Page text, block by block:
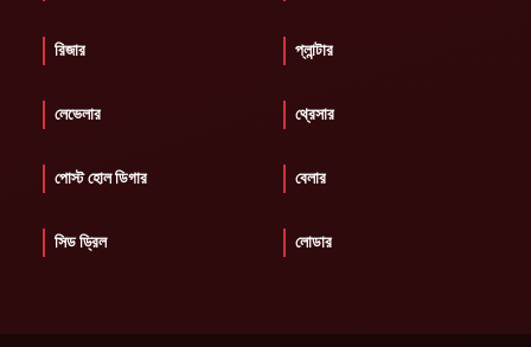
রিজার প্লান্টার
লেভেলার থ্রেসার
পোস্ট হোল ডিগার বেলার
সিড ড্রিল লোডার